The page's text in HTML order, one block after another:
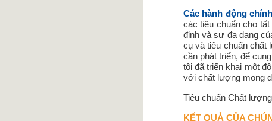
Các hành động
các tiêu chuẩn cho
định và sự đa dạng
cụ và tiêu chuẩn chất
cần phát triển, để
tôi đã triển khai một
với chất lượng mong
Tiêu chuẩn Chất
KẾT QUẢ CỦA